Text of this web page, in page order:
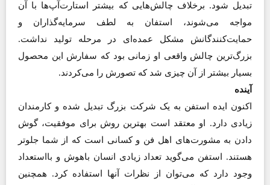
تبدیل شود. برخلاف چالش‌هایی که بیشتر استارت‌آپ‌ها با آن
مواجه می‌شوند، استفان به لطف سرمایه‌گذاران و
حمایت‌کنندگانش مشکل عمده‌ای در مرحله تولید نداشت.
بزرگ‌ترین چالش واقعی او زمانی بود که سفارش این محصول
بسیار بیشتر از آن چیزی شد که تصورش را می‌کردند.
آینده
اکنون ایده استفن به یک شرکت بزرگ تبدیل شده و کارمندان
زیادی دارد. او معتقد است بهترین روش برای موفقیت، گوش
دادن به مشورت‌های اهل فن و کسانی است که از شما جلوتر
هستند. استفن می‌گوید تعداد زیادی انسان باهوش و بااستعداد
وجود دارد که می‌توان از نظرات آنها استفاده کرد. همچنین